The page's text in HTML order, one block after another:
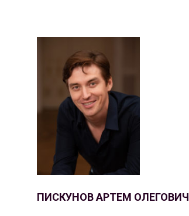
ПИСКУНОВ АРТЕМ ОЛЕГОВИЧ